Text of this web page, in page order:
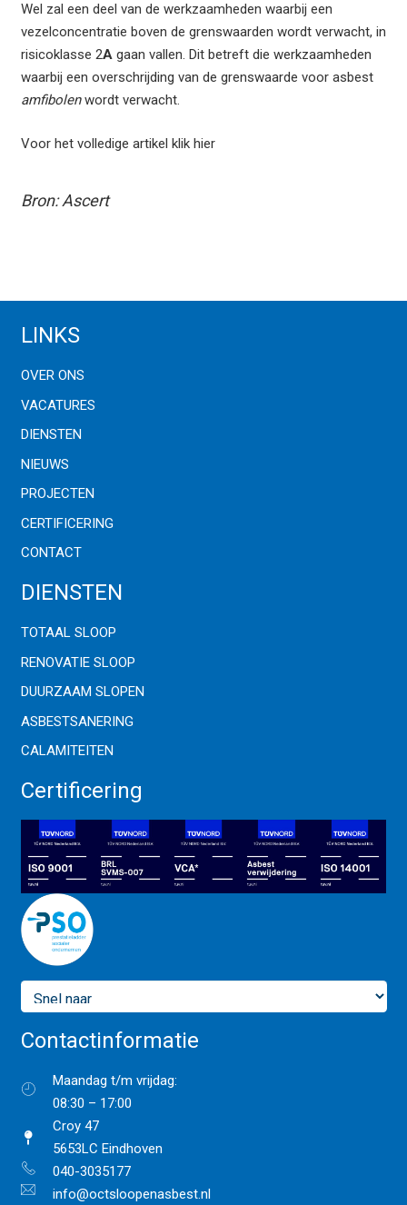
Wel zal een deel van de werkzaamheden waarbij een
vezelconcentratie boven de grenswaarden wordt verwacht, in
risicoklasse 2Agaan vallen. Dit betreft die werkzaamheden
waarbij een overschrijding van de grenswaarde voor asbest
amfibolenwordt verwacht.
Voor het volledige artikel klik hier
Bron: Ascert
LINKS
OVER ONS
VACATURES
DIENSTEN
NIEUWS
PROJECTEN
CERTIFICERING
CONTACT
DIENSTEN
TOTAAL SLOOP
RENOVATIE SLOOP
DUURZAAM SLOPEN
ASBESTSANERING
CALAMITEITEN
Certificering
Contactinformatie
Maandag t/m vrijdag:
08:30 – 17:00
Croy 47
5653LC Eindhoven
040-3035177
info@octsloopenasbest.nl